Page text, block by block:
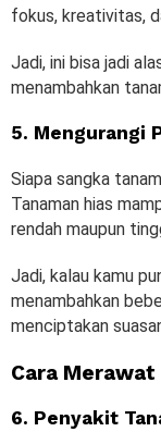
fokus, kreativitas,
Jadi, ini bisa jadi
menambahkan
5. Mengurangi
Siapa sangka
Tanaman hias
rendah maupun
Jadi, kalau kamu
menambahkan
menciptakan
Cara Merawat
6. Penyakit